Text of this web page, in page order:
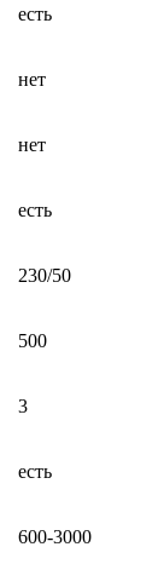
есть
нет
нет
есть
230/50
500
3
есть
600-3000